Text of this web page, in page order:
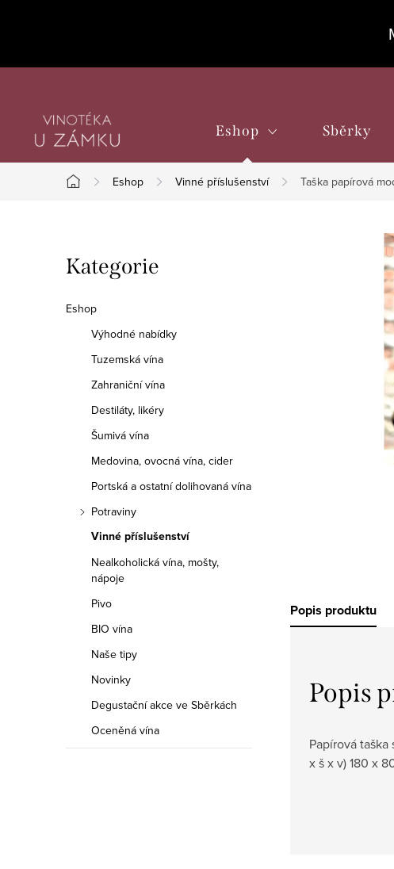
Eshop Sběrky
Domů
Eshop Vinné příslušenství Taška papírová
o
s
Přeskočit
kategorie
Kategorie
Eshop
Výhodné nabídky
Tuzemská vína
Zahraniční vína
Destiláty, likéry
Šumivá vína
Medovina, ovocná vína, cider
Portská a ostatní dolihovaná vína
Potraviny
Vinné příslušenství
Nealkoholická vína, mošty,
nápoje
Pivo
BIO vína
Naše tipy
Novinky
Degustační akce ve Sběrkách
Oceněná vína
Popis produktu
Popis
Papírová
x š x v) 180 x